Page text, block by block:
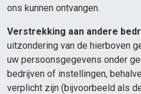
ons kunnen ontvangen.
Verstrekking aan andere
uitzondering van de hierboven
uw persoonsgegevens onder
bedrijven of instellingen,
verplicht zijn (bijvoorbeeld als